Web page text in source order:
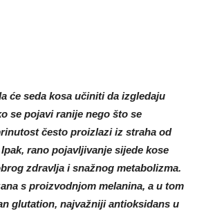
će seda kosa učiniti da izgledaju
se pojavi ranije nego što se
često proizlazi iz straha od
rano pojavljivanje sijede kose
zdravlja i snažnog metabolizma.
s proizvodnjom melanina, a u tom
glutation, najvažniji antioksidans u